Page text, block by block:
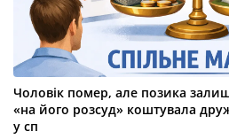
Чоловік помер, але позика
«на його розсуд» коштувала
у сп